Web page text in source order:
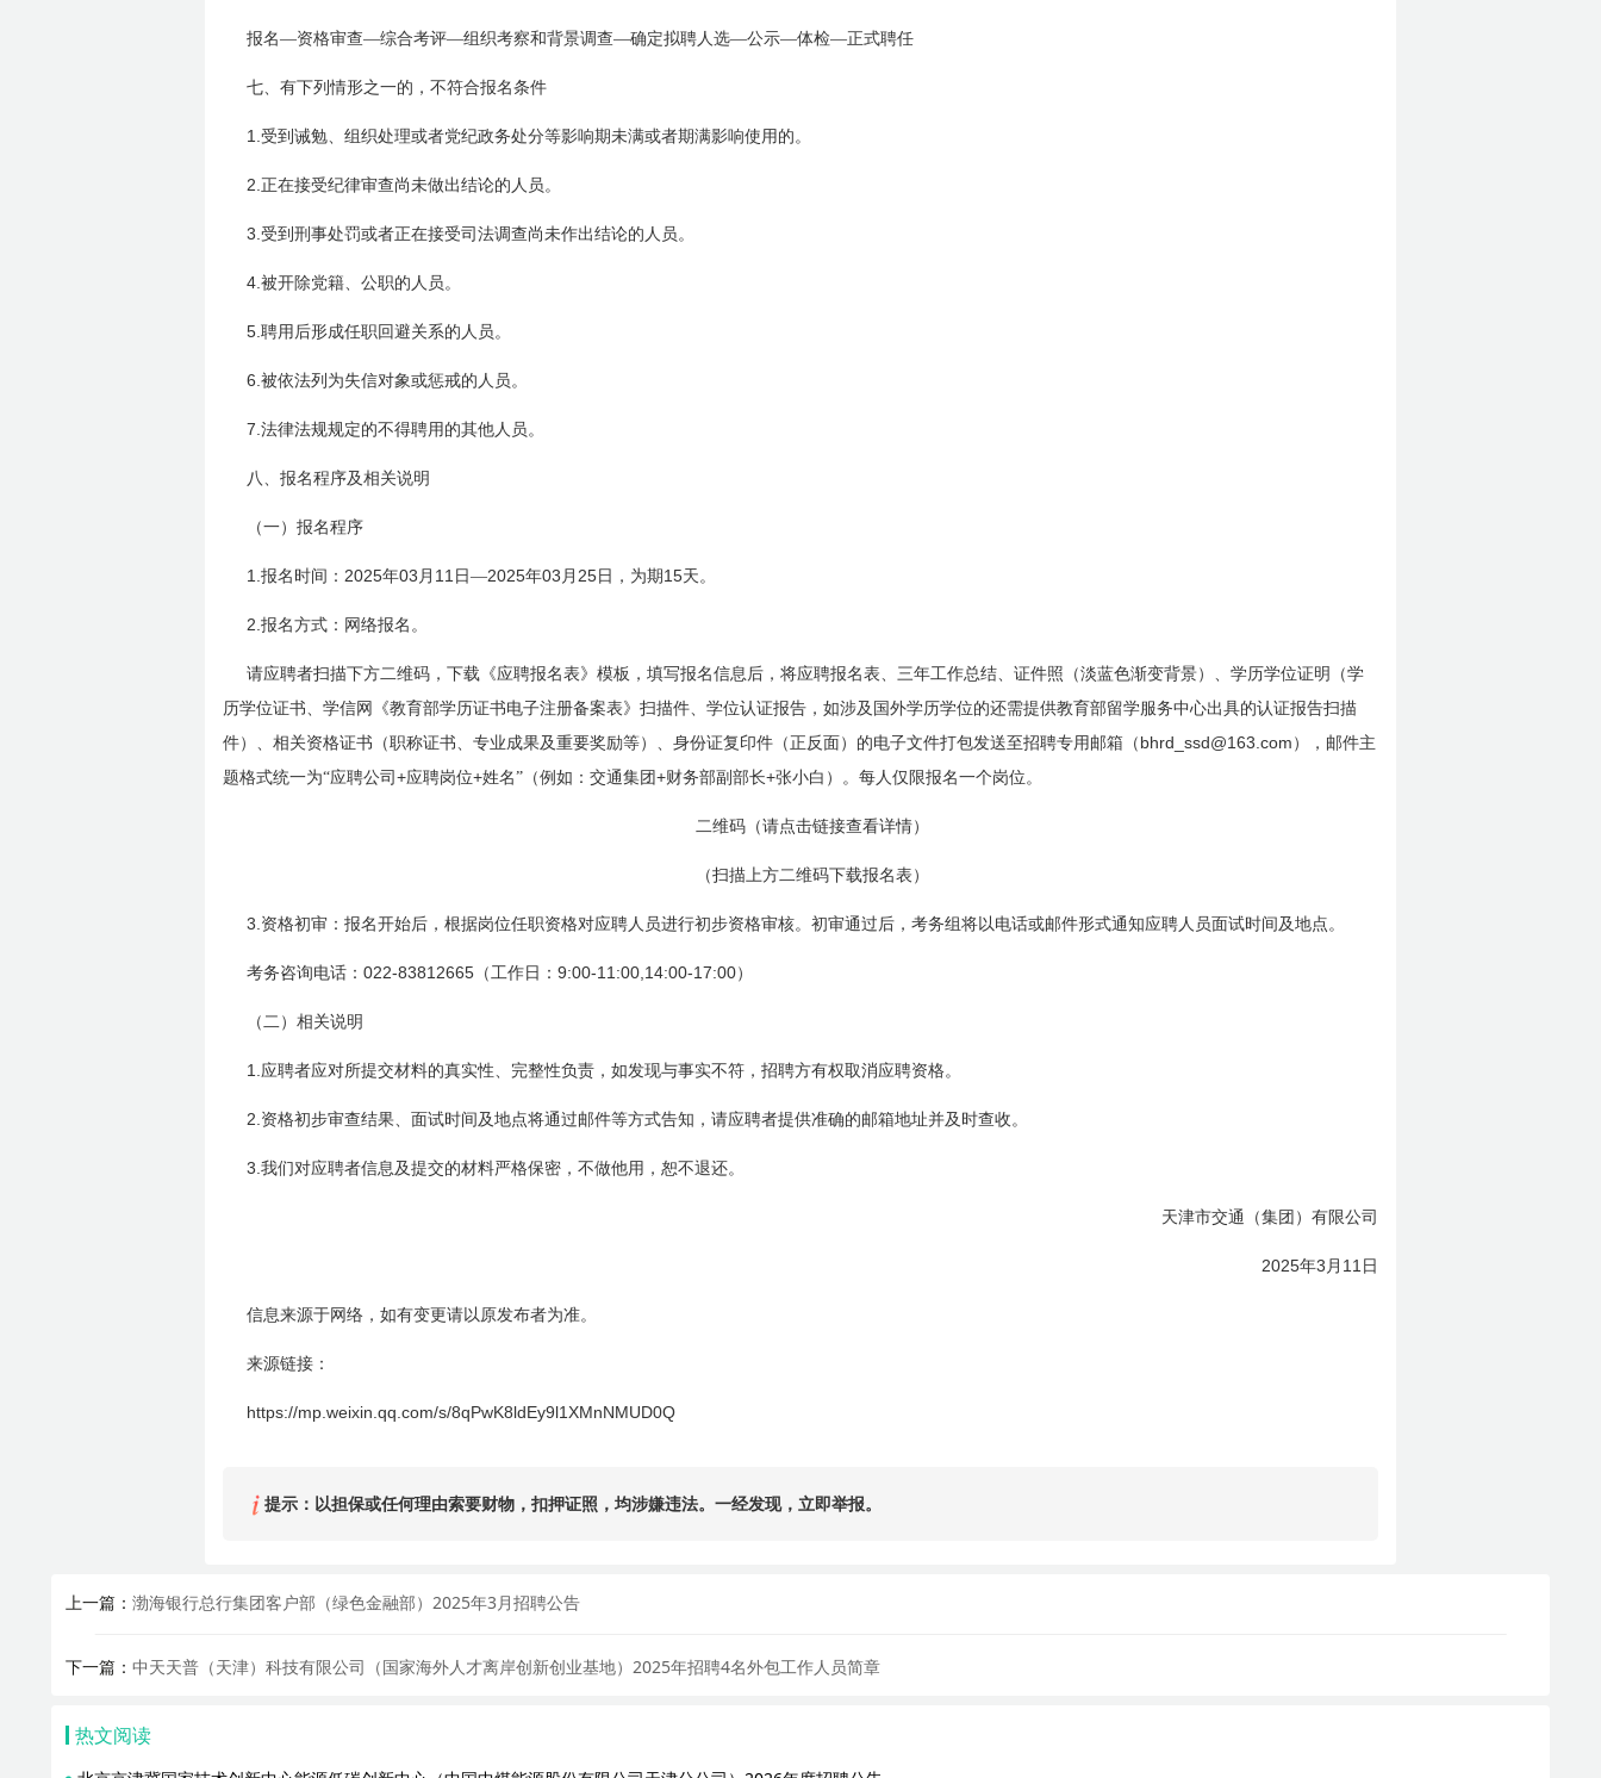
报名—资格审查—综合考评—组织考察和背景调查—确定拟聘人选—公示—体检—正式聘任
七、有下列情形之一的，不符合报名条件
1. 受到诫勉、组织处理或者党纪政务处分等影响期未满或者期满影响使用的。
2. 正在接受纪律审查尚未做出结论的人员。
3. 受到刑事处罚或者正在接受司法调查尚未作出结论的人员。
4. 被开除党籍、公职的人员。
5. 聘用后形成任职回避关系的人员。
6. 被依法列为失信对象或惩戒的人员。
7. 法律法规规定的不得聘用的其他人员。
八、报名程序及相关说明
（一）报名程序
1. 报名时间： 2025年03 月 11 日—2025年03 月 25日 ，为期15天。
2. 报名方式：网络报名。
请应聘者扫描下方二维码，下载《应聘报名表》模板，填写报名信息后，将应聘报名表、三年工作总结、证件照（淡蓝色渐变背景）、学历学位证明（学
历学位证书、学信网《教育部学历证书电子注册备案表》扫描件、学位认证报告，如涉及国外学历学位的还需提供教育部留学服务中心出具的认证报告扫描
件）、相关资格证书（职称证书、专业成果及重要奖励等）、身份证复印件（正反面）的电子文件打包发送至招聘专用邮箱（ bhrd_ssd@163.com ），邮件主
题格式统一为“应聘公司 +应聘岗位+姓名”（例如：交通集团+财务部副部长+张小白）。每人仅限报名一个岗位。
二维码 （请点击链接查看详情）
（扫描上方二维码下载报名表）
3. 资格初审：报名开始后，根据岗位任职资格对应聘人员进行初步资格审核。初审通过后，考务组将以电话或邮件形式通知应聘人员面试时间及地点。
考务咨询电话： 022-83812665 （工作日： 9:00-11:00,14:00-17:00）
（二）相关说明
1. 应聘者应对所提交材料的真实性、完整性负责，如发现与事实不符，招聘方有权取消应聘资格。
2. 资格初步审查结果、面试时间及地点将通过邮件等方式告知，请应聘者提供准确的邮箱地址并及时查收。
3. 我们对应聘者信息及提交的材料严格保密，不做他用，恕不退还。
天津市交通（集团）有限公司
2025年3 月 11 日
信息来源于网络，如有变更请以原发布者为准。
来源链接：
https://mp.weixin.qq.com/s/8qPwK8ldEy9l1XMnNMUD0Q
提示：以担保或任何理由索要财物，扣押证照，均涉嫌违法。一经发现，立即举报。
上一篇：渤海银行总行集团客户部（绿色金融部）2025年3月招聘公告
下一篇：中天天普（天津）科技有限公司（国家海外人才离岸创新创业基地）2025年招聘4名外包工作人员简章
热文阅读